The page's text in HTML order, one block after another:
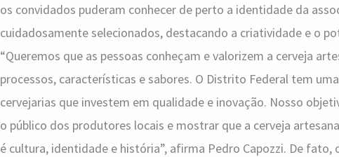
os convidados puderam conhecer de perto a identidade da
cuidadosamente selecionados, destacando a criatividade e o
“Queremos que as pessoas conheçam e valorizem a cerveja
processos, características e sabores. O Distrito Federal tem
cervejarias que investem em qualidade e inovação. Nosso
o público dos produtores locais e mostrar que a cerveja
é cultura, identidade e história”, afirma Pedro Capozzi. De fato,